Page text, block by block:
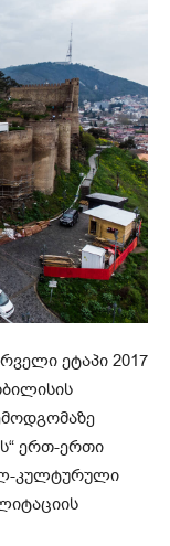
ეტაპი 2017
ერთ-ერთი
კულტურული